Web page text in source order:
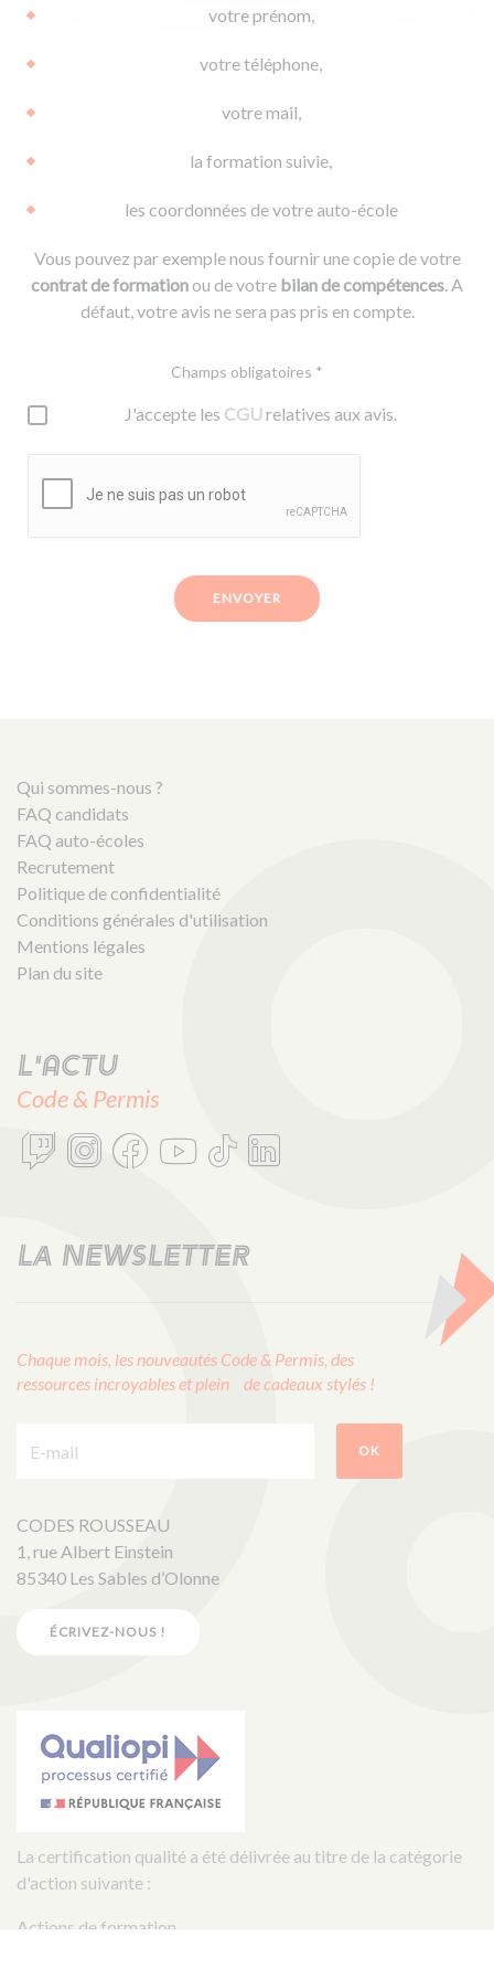
votre prénom,
votre téléphone,
votre mail,
la formation suivie,
les coordonnées de votre auto-école
Vous pouvez par exemple nous fournir une copie de votre
contrat de formationou de votre bilan de compétences. A
défaut, votre avis ne sera pas pris en compte.
Champs obligatoires *
J'accepte les CGUrelatives aux avis.
ENVOYER
Qui sommes-nous ?
FAQ candidats
FAQ auto-écoles
Recrutement
Politique de confidentialité
Conditions générales d'utilisation
Mentions légales
Plan du site
L'actu
Code & Permis
LA NEWSLETTER
Chaque mois, les nouveautés Code & Permis, des
ressources incroyables et plein de cadeaux stylés !
OK
CODES ROUSSEAU
1, rue Albert Einstein
85340 Les Sables d’Olonne
ÉCRIVEZ-NOUS !
La certification qualité a été délivrée au titre de la catégorie
d'action suivante :
Actions de formation